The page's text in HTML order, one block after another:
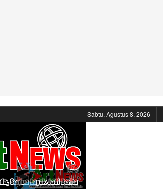
Sabtu, Agustus 8, 2026